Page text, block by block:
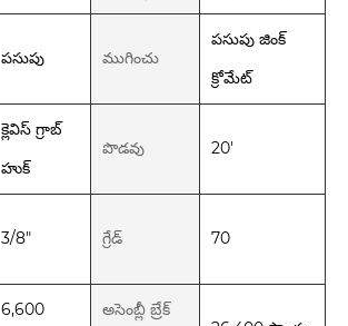
పసుపు ముగించు
పసుపు జింక్
క్రోమేట్
క్లెవిస్ గ్రాబ్
హుక్
పొడవు 20'
3/8" గ్రేడ్ 70
6,600
అసెంబ్లీ బ్రేక్